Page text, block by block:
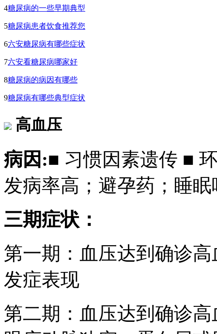
4糖尿病的一些早期典型
5糖尿病患者饮食推荐您
6六安糖尿病有哪些症状
7六安看糖尿病哪家好
8糖尿病的病因有哪些
9糖尿病有哪些典型症状
高血压
病因:■ 习惯因素遗传 ■
发病率高；避孕药；睡
三期症状：
第一期：血压达到确诊
发症表现
第二期：血压达到确诊